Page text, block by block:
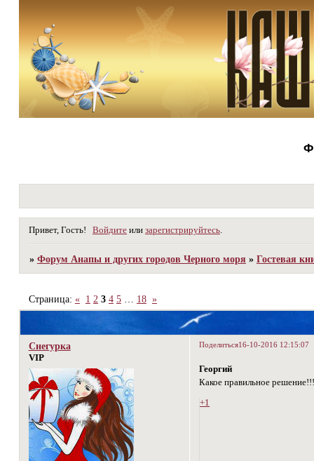
Привет, Гость! Войдите или зарегистрируйтесь
» Форум Анапы и других городов Черного моря » Гостевая
Страница: « 1 2 3 4 5 18 »
Поделиться16-10-2016 12:15:07
Снегурка
VIP
Георгий
Какое правильное
+1